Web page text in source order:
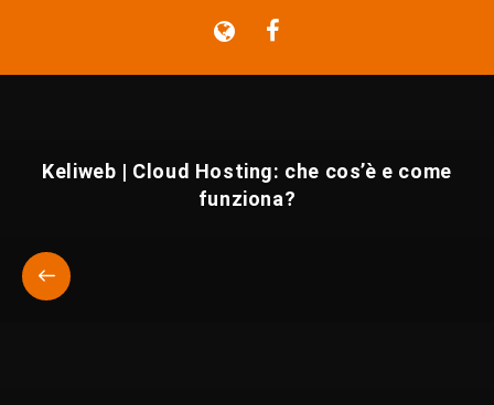
Keliweb | Cloud Hosting: che cos’è e come
funziona?